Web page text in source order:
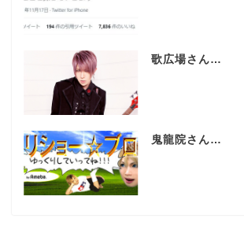
歌広場さん…
鬼龍院さん…